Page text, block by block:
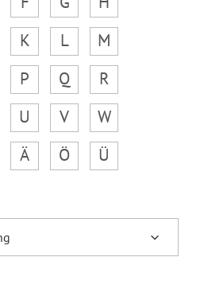
K L
M
P Q
R
U V
W
Ä Ö
Ü